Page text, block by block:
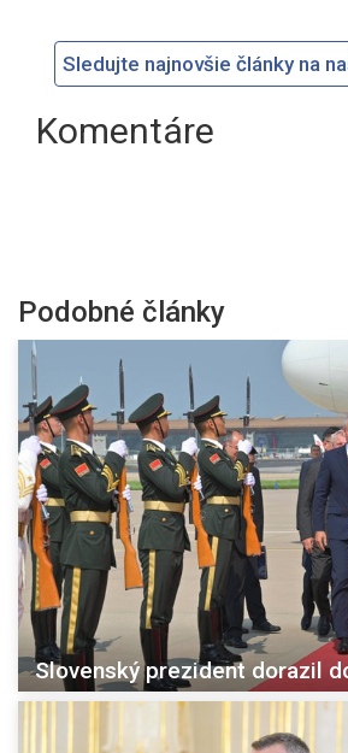
Sledujte najnovšie články na
Komentáre
Podobné články
Slovenský prezident dorazil